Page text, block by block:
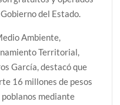
del Estado.
Ambiente,
Territorial,
García, destacó que
16 millones de pesos
mediante